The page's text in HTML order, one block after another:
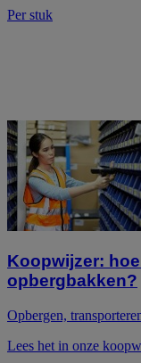
Per stuk
Koopwijzer:
opbergbakken?
Opbergen,
Lees het in onze